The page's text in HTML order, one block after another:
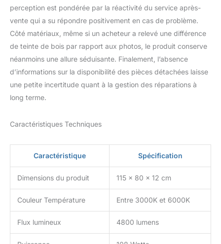
perception est pondérée par la réactivité du service après-
vente qui a su répondre positivement en cas de problème.
Côté matériaux, même si un acheteur a relevé une différence
de teinte de bois par rapport aux photos, le produit conserve
néanmoins une allure séduisante. Finalement, l’absence
d’informations sur la disponibilité des pièces détachées laisse
une petite incertitude quant à la gestion des réparations à
long terme.
Caractéristiques Techniques
Caractéristique Spécification
Dimensions du produit 115 x 80 x 12 cm
Couleur Température Entre 3000K et 6000K
Flux lumineux 4800 lumens